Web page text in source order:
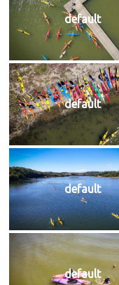
default
default
default
default